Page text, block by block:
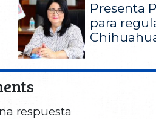
Presenta
para
respuesta